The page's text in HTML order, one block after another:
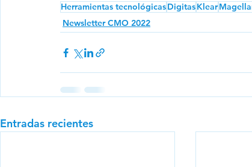
Herramientas tecnológicasDigitasKlear
Newsletter CMO 2022
Entradas recientes